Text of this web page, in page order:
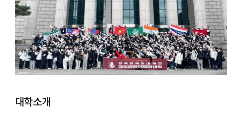
대학소개